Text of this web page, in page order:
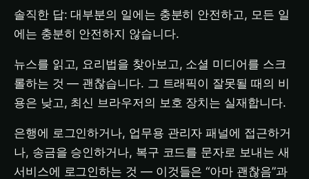
솔직한 답: 대부분의 일에는 충분히 안전하고, 모든 일
에는 충분히 안전하지 않습니다.
뉴스를 읽고, 요리법을 찾아보고, 소셜 미디어를 스크
롤하는 것 — 괜찮습니다. 그 트래픽이 잘못될 때의 비
용은 낮고, 최신 브라우저의 보호 장치는 실재합니다.
은행에 로그인하거나, 업무용 관리자 패널에 접근하거
나, 송금을 승인하거나, 복구 코드를 문자로 보내는 새
서비스에 로그인하는 것 — 이것들은 “아마 괜찮음”과